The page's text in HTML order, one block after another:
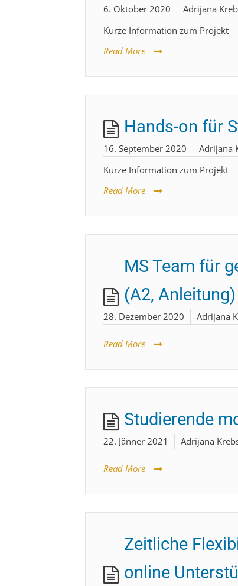
6. Oktober 2020 Adrijana
Kurze Information zum Projekt
Read More
Hands-on für
16. September 2020 Adrijana
Kurze Information zum Projekt
Read More
MS Team für
(A2, Anleitung)
28. Dezember 2020 Adrijana
Read More
Studierende
22. Jänner 2021 Adrijana
Read More
Zeitliche
online